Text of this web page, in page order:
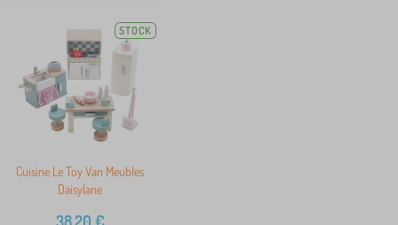
STOCK
Cuisine Le Toy Van Meubles
Daisylane